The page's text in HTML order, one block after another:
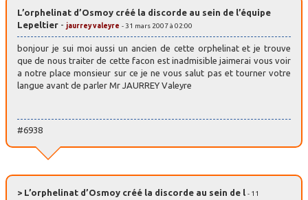
L’orphelinat d’Osmoy créé la discorde au sein de l’équipe
Lepeltier - jaurrey valeyre - 31 mars 2007 à 02:00
bonjour je sui moi aussi un ancien de cette orphelinat et je trouve
que de nous traiter de cette facon est inadmisible jaimerai vous voir
a notre place monsieur sur ce je ne vous salut pas et tourner votre
langue avant de parler Mr JAURREY Valeyre
#6938
> L’orphelinat d’Osmoy créé la discorde au sein de l - 11